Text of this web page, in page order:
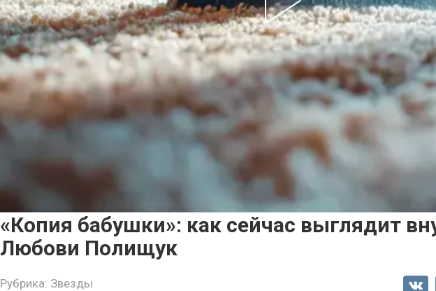
«Копия бабушки»: как сейчас выглядит
Любови Полищук
Рубрика: Звезды